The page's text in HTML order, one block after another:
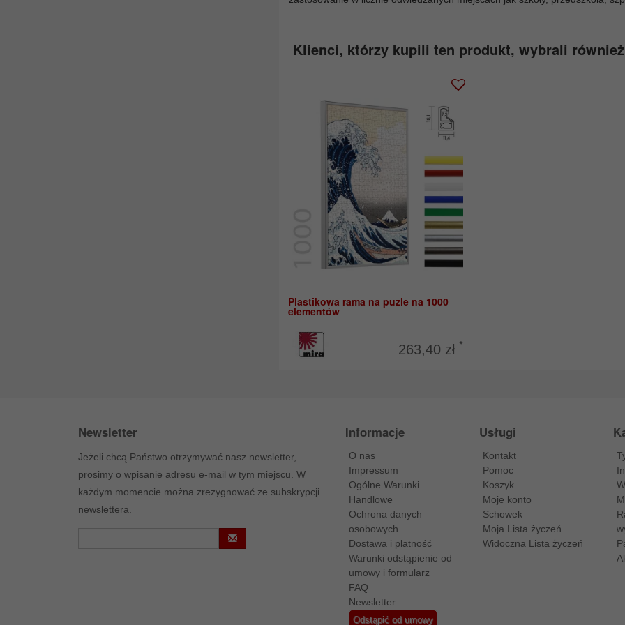
Klienci, którzy kupili ten produkt, wybrali
Plastikowa rama na puzle na 1000
elementów
263,40 zł *
Newsletter
Jeżeli chcą Państwo otrzymywać nasz newsletter,
prosimy o wpisanie adresu e-mail w tym miejscu. W
każdym momencie można zrezygnować ze subskrypcji
newslettera.
Informacje
O nas
Impressum
Ogólne Warunki
Handlowe
Ochrona danych
osobowych
Dostawa i platność
Warunki odstąpienie od
umowy i formularz
FAQ
Newsletter
Odstąpić od umowy
Usługi
Kontakt
Pomoc
Koszyk
Moje konto
Schowek
Moja Lista życzeń
Widoczna Lista życzeń